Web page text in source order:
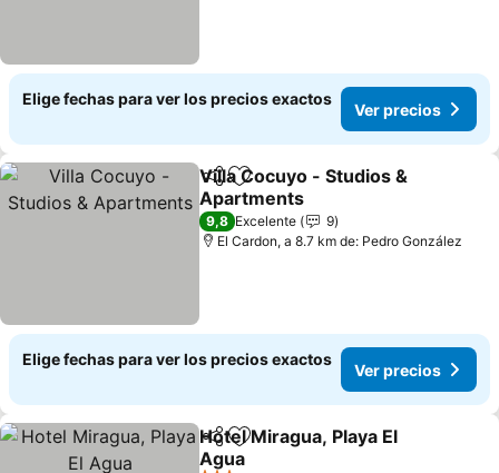
Elige fechas para ver los precios exactos
Ver precios
CompartirAgregar a favoritos
Villa Cocuyo - Studios &
Apartments
9,8 Excelente
9
El Cardon, a 8.7 km de: Pedro González
Elige fechas para ver los precios exactos
Ver precios
CompartirAgregar a favoritos
Hotel Miragua, Playa El
Agua